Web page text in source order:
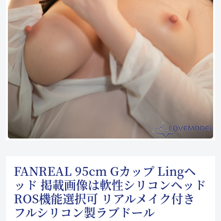
FANREAL 95cm Gカップ Lingヘ
ッド 掲載画像は軟性シリコンヘッド
ROS機能選択可 リアルメイク付き
フルシリコン製ラブドール